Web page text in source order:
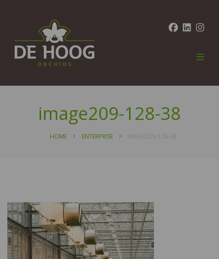
image209-128-38
HOME ENTERPRISE IMAGE209-128-38